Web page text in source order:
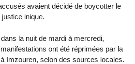
avaient décidé de boycotter le
inique.
la nuit de mardi à mercredi,
ont été réprimées par la
Imzouren, selon des sources locales.